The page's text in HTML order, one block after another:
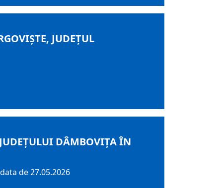
JUDEȚUL
DÂMBOVIȚA ÎN
de 27.05.2026